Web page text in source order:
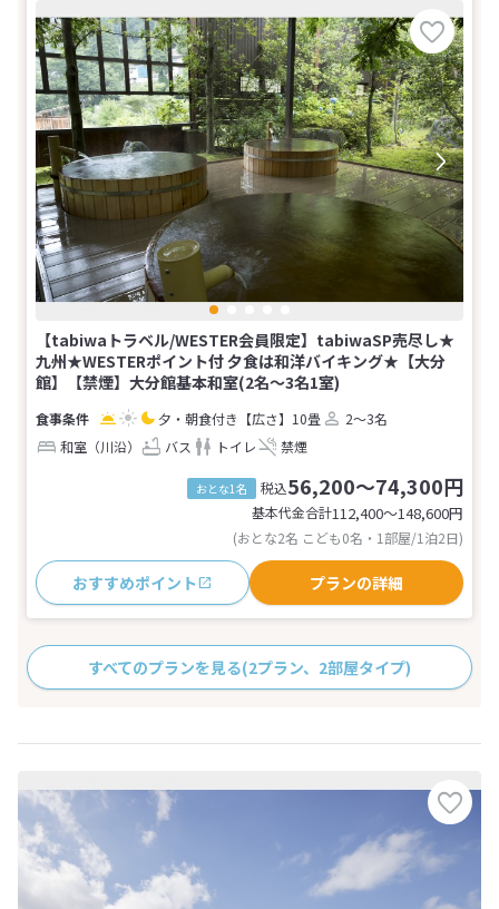
【tabiwaトラベル/WESTER会員限定】tabiwaSP売尽し★
九州★WESTERポイント付 夕食は和洋バイキング★【大分
館】【禁煙】大分館基本和室(2名～3名1室)
夕・朝食付き 【広さ】10畳
2～3名
和室（川沿）
バス トイレ 禁煙
おとな1名 税込56,200～74,300円
基本代金合計112,400〜148,600円
(おとな2名 こども0名・1部屋/1泊2日)
おすすめポイント プランの詳細
すべてのプランを見る(2プラン、2部屋タイプ)